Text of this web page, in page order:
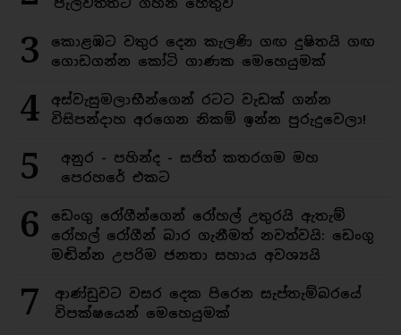
3
කොළඹට වතුර දෙන කැලණි ගඟ දුෂිතයි ගඟ
ගොඩගන්න කෝටි ගාණක මෙහෙයුමක්
4
අස්වැසුමලාභීන්ගෙන් රටට වැඩක් ගන්න
විසිපන්දාහ අරගෙන නිකම් ඉන්න පුරුදුවෙලා!
5
අනුර - පහින්ද - සජිත් කතරගම මහ
පෙරහරේ එකට
6
ඩෙංගු රෝගීන්ගෙන් රෝහල් උතුරයි ඇතැම්
රෝහල් රෝගීන් බාර ගැනීමත් නවත්වයි: ඩෙංගු
මඬින්න උපරිම ජනතා සහාය අවශ්‍යයි
7
ආණ්ඩුවට වසර දෙක පිරෙන සැප්තැම්බරයේ
විපක්ෂයෙන් මෙහෙයුමක්